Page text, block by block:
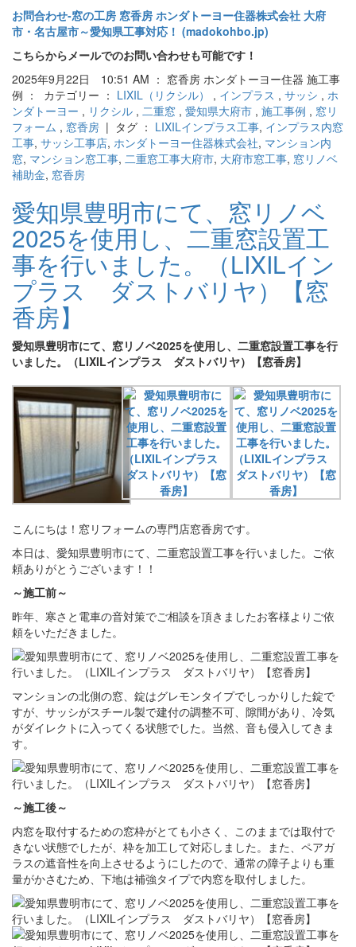
お問合わせ‐窓の工房 窓香房 ホンダトーヨー住器株式会社 大府
市・名古屋市～愛知県工事対応！ (madokohbo.jp)
こちらからメールでのお問い合わせも可能です！
2025年9月22日 10:51 AM ： 窓香房 ホンダトーヨー住器 施工事
例 ： カテゴリー ： LIXIL（リクシル） , インプラス , サッシ , ホ
ンダトーヨー , リクシル , 二重窓 , 愛知県大府市 , 施工事例 , 窓リ
フォーム , 窓香房 | タグ ： LIXILインプラス工事, インプラス内窓
工事, サッシ工事店, ホンダトーヨー住器株式会社, マンション内
窓, マンション窓工事, 二重窓工事大府市, 大府市窓工事, 窓リノベ
補助金, 窓香房
愛知県豊明市にて、窓リノベ
2025を使用し、二重窓設置工
事を行いました。（LIXILイン
プラス ダストバリヤ）【窓
香房】
愛知県豊明市にて、窓リノベ2025を使用し、二重窓設置工事を行
いました。（LIXILインプラス ダストバリヤ）【窓香房】
こんにちは！窓リフォームの専門店窓香房です。
本日は、愛知県豊明市にて、二重窓設置工事を行いました。ご依
頼ありがとうございます！！
～施工前～
昨年、寒さと電車の音対策でご相談を頂きましたお客様よりご依
頼をいただきました。
マンションの北側の窓、錠はグレモンタイプでしっかりした錠で
すが、サッシがスチール製で建付の調整不可、隙間があり、冷気
がダイレクトに入ってくる状態でした。当然、音も侵入してきま
す。
～施工後～
内窓を取付するための窓枠がとても小さく、このままでは取付で
きない状態でしたが、枠を加工して対応しました。また、ペアガ
ラスの遮音性を向上させるようにしたので、通常の障子よりも重
量がかさむため、下地は補強タイプで内窓を取付しました。